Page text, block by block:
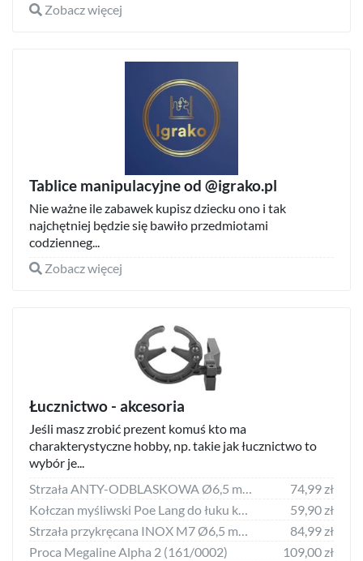
Zobacz więcej
Tablice manipulacyjne od @igrako.pl
Nie ważne ile zabawek kupisz dziecku ono i tak
najchętniej będzie się bawiło przedmiotami
codzienneg...
Zobacz więcej
Łucznictwo - akcesoria
Jeśli masz zrobić prezent komuś kto ma
charakterystyczne hobby, np. takie jak łucznictwo to
wybór je...
Strzała ANTY-ODBLASKOWA Ø6,5 mm 130 cm do kuszy do łowiectwa podwodnego
74,99 zł
Kołczan myśliwski Poe Lang do łuku kamuflaż (B10003B-AC)
59,90 zł
Strzała przykręcana INOX M7 Ø6,5 mm 115 cm do kuszy do łowiectwa podwodnego
84,99 zł
Proca Megaline Alpha 2 (161/0002)
109,00 zł